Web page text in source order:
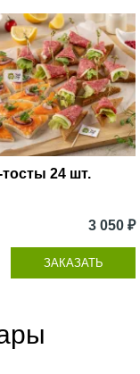
тосты 24 шт.
3 050 ₽
ЗАКАЗАТЬ